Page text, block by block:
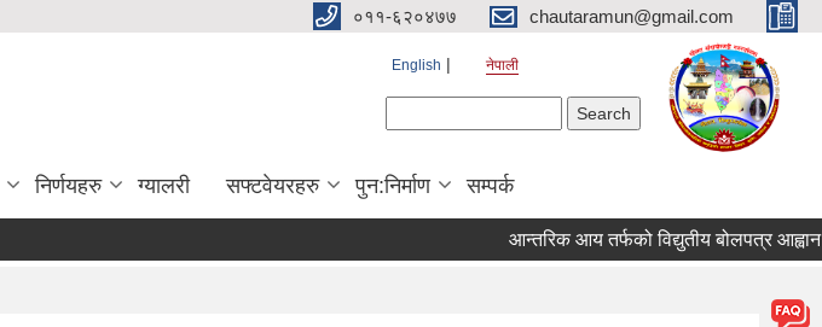
०११-६२०४७७ chautaramun@gmail.com
English नेपाली
निर्णयहरु ग्यालरी सफ्टवेयरहरु पुन:निर्माण सम्पर्क
आन्तरिक आय तर्फको विद्युतीय बोलपत्र आह्वान